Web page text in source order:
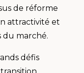
de réforme
attractivité et
du marché.
défis